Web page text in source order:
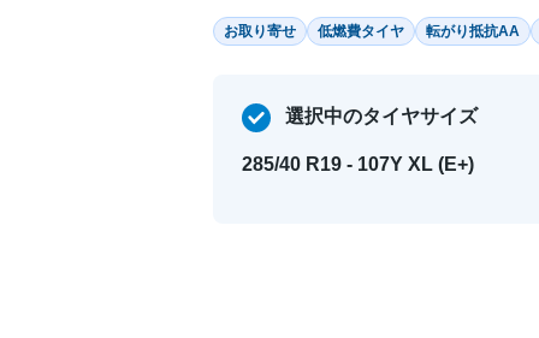
お取り寄せ 低燃費タイヤ 転がり抵抗AA
選択中のタイヤサイズ
285/40 R19 - 107Y XL (E+)